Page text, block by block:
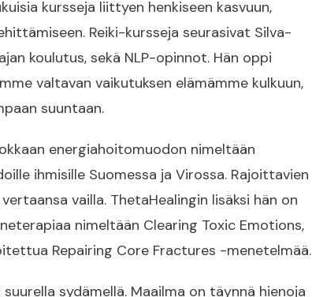
kursseja liittyen henkiseen kasvuun,
Reiki-kursseja seurasivat Silva-
koulutus, sekä NLP-opinnot. Hän oppi
valtavan vaikutuksen elämämme kulkuun,
suuntaan.
energiahoitomuodon nimeltään
ihmisille Suomessa ja Virossa. Rajoittavien
vailla. ThetaHealingin lisäksi hän on
nimeltään Clearing Toxic Emotions,
Repairing Core Fractures -menetelmää.
sydämellä. Maailma on täynnä hienoja